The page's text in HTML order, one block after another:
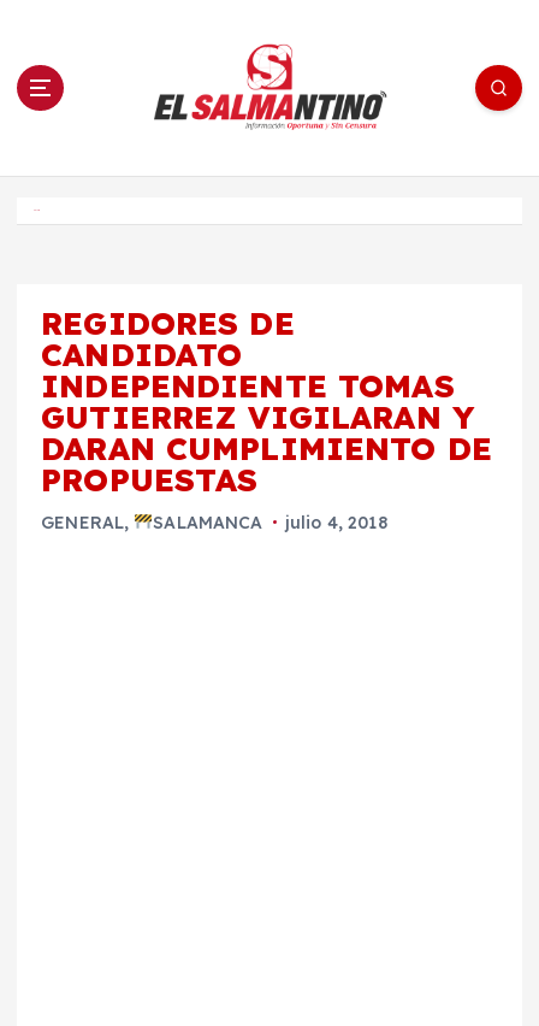
n El Salmantino - medios/noticias/editorial
REGIDORES DE
CANDIDATO
INDEPENDIENTE TOMAS
GUTIERREZ VIGILARAN Y
DARAN CUMPLIMIENTO DE
PROPUESTAS
GENERAL, SALAMANCA julio 4, 2018